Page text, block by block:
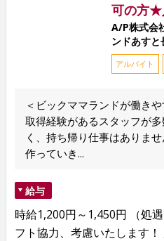
可の方★
A/P株式会
ンドあすと
アルバイト
＜ビックママランドが働き
取得経験があるスタッフが
く、持ち帰り仕事はありま
作っていき...
給与
時給1,200円～1,450円 （処
フト協力、考慮いたします